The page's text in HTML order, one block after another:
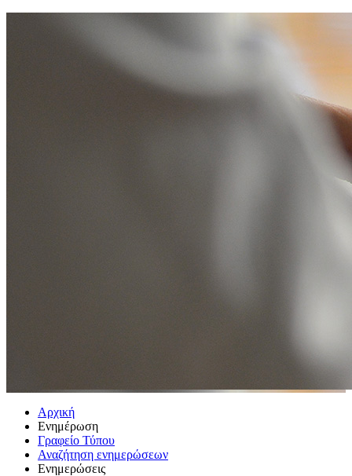
Αρχική
Ενημέρωση
Γραφείο Τύπου
Αναζήτηση ενημερώσεων
Ενημερώσεις